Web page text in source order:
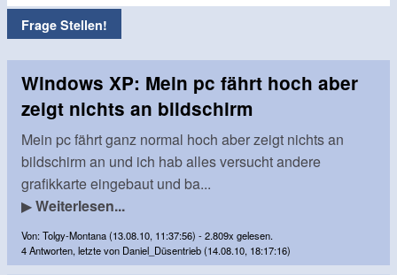
Frage Stellen!
Windows XP: Mein pc fährt hoch aber
zeigt nichts an bildschirm
Mein pc fährt ganz normal hoch aber zeigt nichts an
bildschirm an und ich hab alles versucht andere
grafikkarte eingebaut und ba...
▶Weiterlesen...
Von: Tolgy-Montana (13.08.10, 11:37:56) - 2.809x gelesen.
4 Antworten, letzte von Daniel_Düsentrieb (14.08.10, 18:17:16)